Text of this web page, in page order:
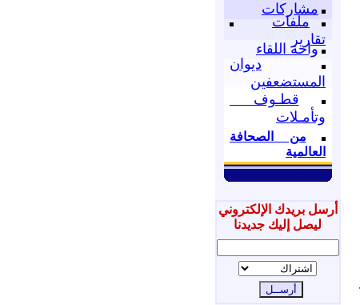
مشاركات
ملفات
تقارير
واحة اللقاء
ديوان
المستضعفين
قطـوف
وتأمـلات
من الصحافة
العالمية
أرسل بريدك الإلكتروني
ليصل إليك جديدنا